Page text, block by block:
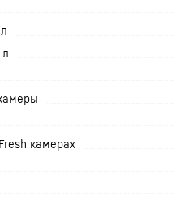
камерах